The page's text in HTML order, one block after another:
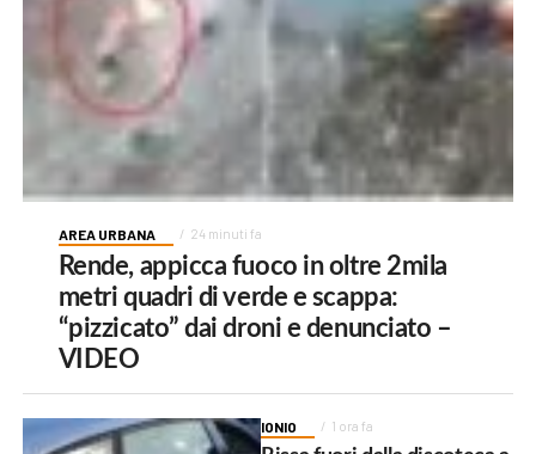
AREA URBANA 24 minuti fa
Rende, appicca fuoco in oltre 2mila
metri quadri di verde e scappa:
“pizzicato” dai droni e denunciato –
VIDEO
IONIO 1 ora fa